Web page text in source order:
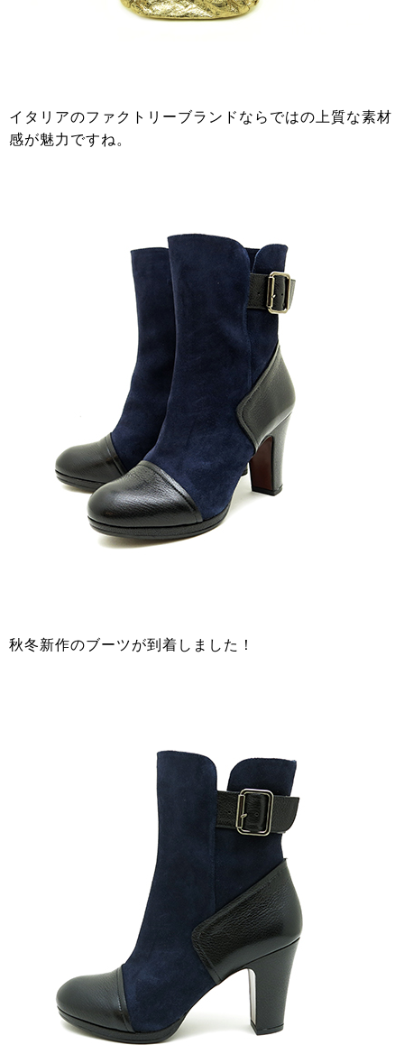
イタリアのファクトリーブランドならではの上質な素材
感が魅力ですね。
秋冬新作のブーツが到着しました！